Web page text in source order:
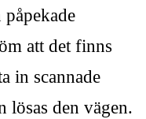
att det finns
in scannade
lösas den vägen.